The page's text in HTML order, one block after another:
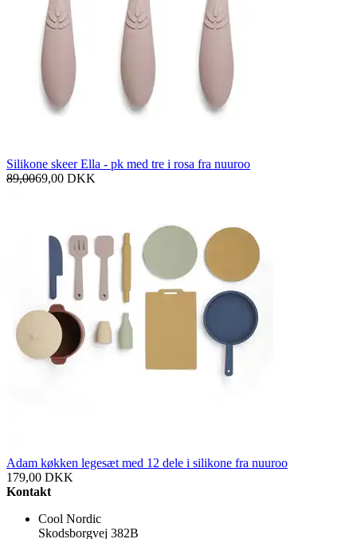
Silikone skeer Ella - pk med tre i rosa fra nuuroo
89,0069,00 DKK
Adam køkken legesæt med 12 dele i silikone fra nuuroo
179,00 DKK
Kontakt
Cool Nordic
Skodsborgvej 382B